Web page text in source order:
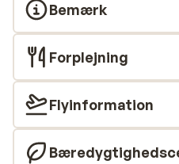
Bemærk
Forplejning
Flyinformation